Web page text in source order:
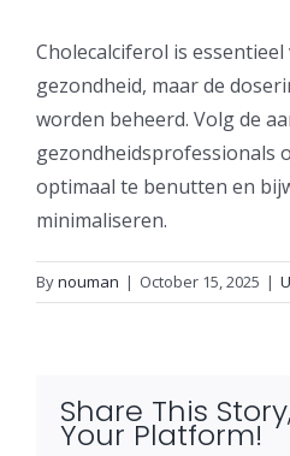
Cholecalciferol is
gezondheid, maar de
worden beheerd. Volg de
gezondheidsprofessionals
optimaal te benutten en
minimaliseren.
Bynouman | October 15, 2025 |
Share This
Your Platform!